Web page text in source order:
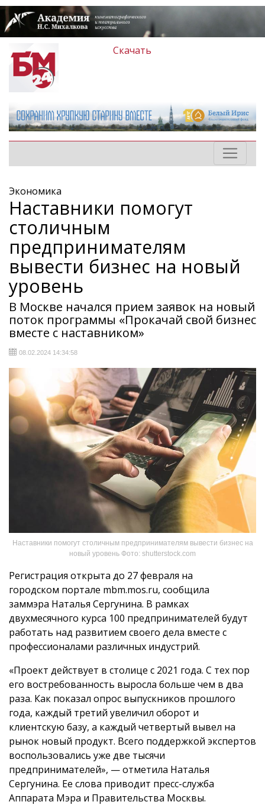
Скачать
Экономика
Наставники помогут
столичным
предпринимателям
вывести бизнес на новый
уровень
В Москве начался прием заявок на новый
поток программы «Прокачай свой бизнес
вместе с наставником»
08.02.2024 14:34:58
Наставники помогут столичным предпринимателям вывести бизнес на
новый уровень Фото: shutterstock.com
Регистрация открыта до 27 февраля на
городском портале mbm.mos.ru, сообщила
заммэра Наталья Сергунина. В рамках
двухмесячного курса 100 предпринимателей будут
работать над развитием своего дела вместе с
профессионалами различных индустрий.
«Проект действует в столице с 2021 года. С тех пор
его востребованность выросла больше чем в два
раза. Как показал опрос выпускников прошлого
года, каждый третий увеличил оборот и
клиентскую базу, а каждый четвертый вывел на
рынок новый продукт. Всего поддержкой экспертов
воспользовались уже две тысячи
предпринимателей», — отметила Наталья
Сергунина. Ее слова приводит пресс-служба
Аппарата Мэра и Правительства Москвы.